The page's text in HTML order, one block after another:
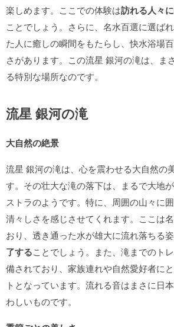
楽しめます。ここでの体験は訪れる人々
ことでしょう。さらに、名水百選に選ば
た人に癒しの瞬間をもたらし、快水浴場
さがあります。この流星 銀河の滝は、ま
る特別な場所なのです。
流星 銀河の滝
大自然の絶景
流星 銀河の滝は、心を震わせる大自然の
す。その壮大な滝の落下は、まるで大地
ストラのようです。特に、周囲の山々に
清々しさを感じさせてくれます。ここは
おり、透き通った水が雄大に流れ落ちる
了することでしょう。また、滝までのト
備されており、家族連れや自然愛好者に
トとなっています。流れる音はまさに日
わしいものです。